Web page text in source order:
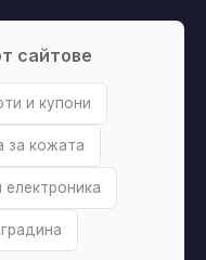
сайтове
и купони
за кожата
електроника